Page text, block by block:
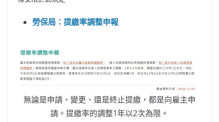
勞保局：提繳率調整申報
無論是申請、變更、還是終止提繳，都是向雇主申
請。提繳率的調整1年以2次為限。